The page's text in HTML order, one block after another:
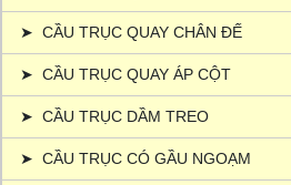
➤ CẦU TRỤC QUAY CHÂN ĐẾ
➤ CẦU TRỤC QUAY ÁP CỘT
➤ CẦU TRỤC DẦM TREO
➤ CẦU TRỤC CÓ GẦU NGOẠM